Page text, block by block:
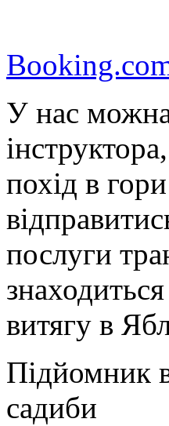
У нас
похід в
послуги
витягу в
Підйомник
садиби